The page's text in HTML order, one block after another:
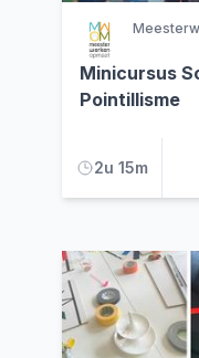
Minicursus
Pointillisme
2u 15m